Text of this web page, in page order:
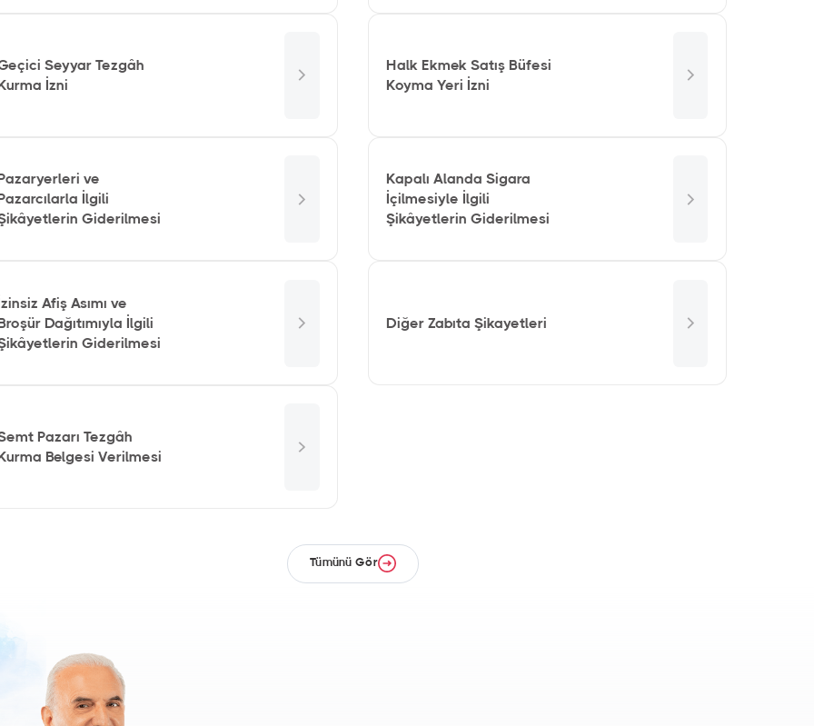
Seyyar Tezgâh
Kurma İzni
Halk Ekmek Satış Büfesi
Koyma Yeri İzni
Pazaryerleri ve
Pazarcılarla İlgili
Giderilmesi
Kapalı Alanda Sigara
İçilmesiyle İlgili
Şikâyetlerin Giderilmesi
Afiş Asımı ve
Dağıtımıyla İlgili
Giderilmesi
Diğer Zabıta Şikayetleri
Pazarı Tezgâh
Kurma Belgesi Verilmesi
Tümünü Gör